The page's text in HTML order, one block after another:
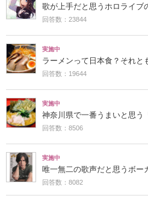
歌が上手だと思うホロライブ
回答数：23844
実施中
ラーメンって日本食？それと
回答数：19644
実施中
神奈川県で一番うまいと思う
回答数：8506
実施中
唯一無二の歌声だと思うボー
回答数：8082